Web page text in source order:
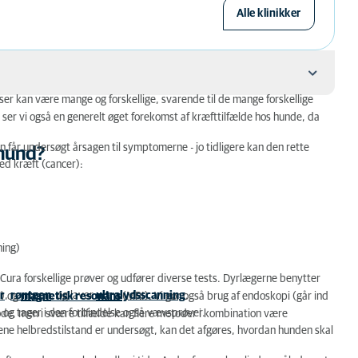
Alle klinikker
kan være mange og forskellige, svarende til de mange forskellige
vi også en generelt øget forekomst af kræfttilfælde hos hunde, da
undersøgt årsagen til symptomerne - jo tidligere kan den rette
kræft (cancer):
forskellige prøver og udfører diverse tests. Dyrlægerne benytter
,røntgen, og laverultralydsscanning.
ogmagnetisk resonans(MRI). Vi gør også brug af endoskopi (går ind
tager i den forbindelse også vævsprøver.
men i svære tilfælde kan flere metoder i kombination være
helbredstilstand er undersøgt, kan det afgøres, hvordan hunden skal